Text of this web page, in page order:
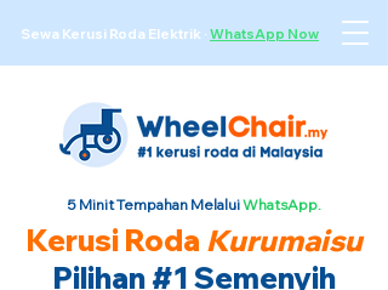
Sewa Kerusi Roda Elektrik · WhatsApp Now
5 Minit Tempahan MelaluiWhatsApp.
Kerusi Roda Kurumaisu
Pilihan #1 Semenyih